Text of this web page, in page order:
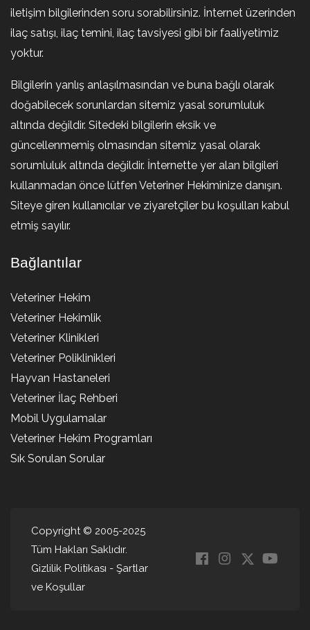
iletişim bilgilerinden soru sorabilirsiniz. İnternet üzerinden
ilaç satışı, ilaç temini, ilaç tavsiyesi gibi bir faaliyetimiz
yoktur.
Bilgilerin yanlış anlaşılmasından ve buna bağlı olarak
doğabilecek sorunlardan sitemiz yasal sorumluluk
altında değildir. Sitedeki bilgilerin eksik ve
güncellenmemiş olmasından sitemiz yasal olarak
sorumluluk altında değildir. İnternette yer alan bilgileri
kullanmadan önce lütfen Veteriner Hekiminize danışın.
Siteye giren kullanıcılar ve ziyaretçiler bu koşulları kabul
etmiş sayılır.
Bağlantılar
Veteriner Hekim
Veteriner Hekimlik
Veteriner Klinikleri
Veteriner Poliklinikleri
Hayvan Hastaneleri
Veteriner İlaç Rehberi
Mobil Uygulamalar
Veteriner Hekim Programları
Sık Sorulan Sorular
Copyright © 2005-2025
Tüm Hakları Saklıdır.
Gizlilik Politikası - Şartlar
ve Koşullar